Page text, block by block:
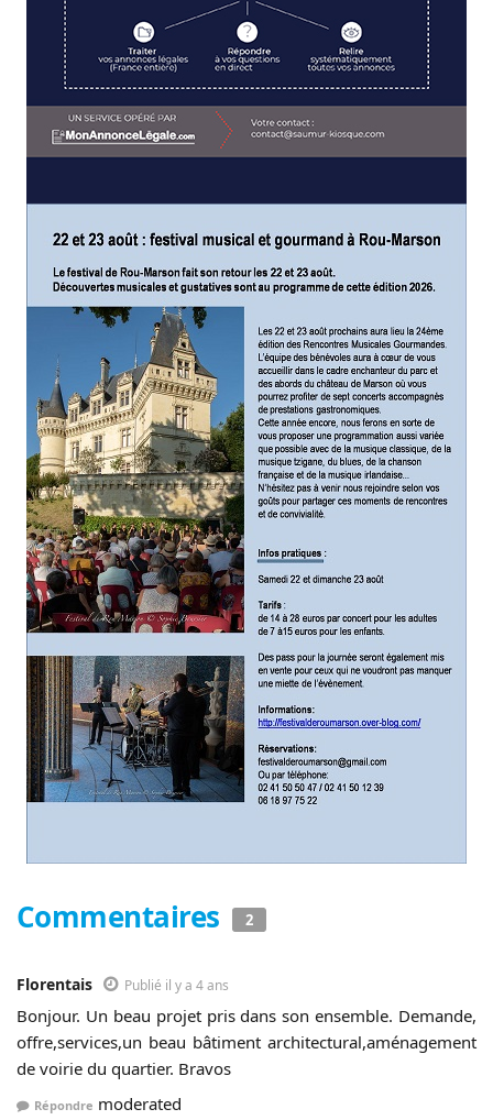
Commentaires 2
Florentais Publié il y a 4 ans
Bonjour. Un beau projet pris dans son ensemble. Demande,
offre,services,un beau bâtiment architectural,aménagement
de voirie du quartier. Bravos
Répondre moderated